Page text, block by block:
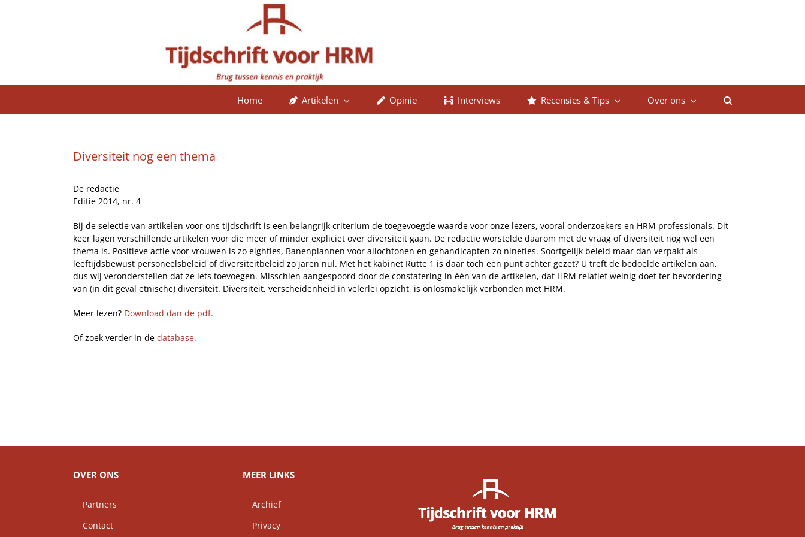
Home Artikelen Opinie Interviews Recensies & Tips Over ons
Diversiteit nog een thema
De redactie
Editie 2014, nr. 4
Bij de selectie van artikelen voor ons tijdschrift is een belangrijk criterium de toegevoegde waarde voor onze lezers, vooral onderzoekers en HRM professionals. Dit
keer lagen verschillende artikelen voor die meer of minder expliciet over diversiteit gaan. De redactie worstelde daarom met de vraag of diversiteit nog wel een
thema is. Positieve actie voor vrouwen is zo eighties, Banenplannen voor allochtonen en gehandicapten zo nineties. Soortgelijk beleid maar dan verpakt als
leeftijdsbewust personeelsbeleid of diversiteitbeleid zo jaren nul. Met het kabinet Rutte 1 is daar toch een punt achter gezet? U treft de bedoelde artikelen aan,
dus wij veronderstellen dat ze iets toevoegen. Misschien aangespoord door de constatering in één van de artikelen, dat HRM relatief weinig doet ter bevordering
van (in dit geval etnische) diversiteit. Diversiteit, verscheidenheid in velerlei opzicht, is onlosmakelijk verbonden met HRM.
Meer lezen? Download dan de pdf.
Of zoek verder in de database.
OVER ONS
Partners
Contact
MEER LINKS
Archief
Privacy